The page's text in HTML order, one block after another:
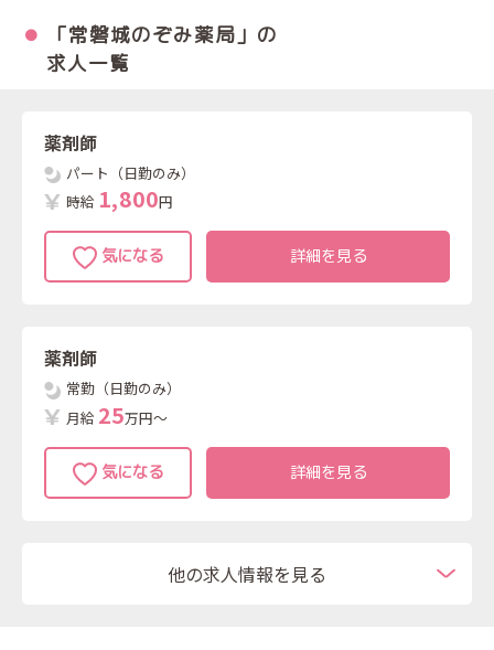
「常磐城のぞみ薬局」の
求人一覧
薬剤師
パート（日勤のみ）
時給 1,800円
詳細を見る
薬剤師
常勤（日勤のみ）
月給 25万円～
詳細を見る
他の求人情報を見る